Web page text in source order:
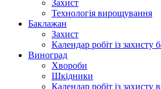
Захист
Технологія вирощування
Баклажан
Захист
Календар робіт із захисту
Виноград
Хвороби
Шкідники
Календар робіт із захисту